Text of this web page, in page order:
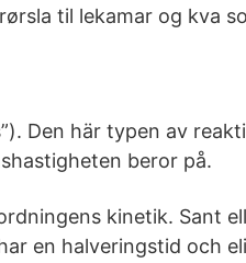
til lekamar og kva
Den här typen av
beror på.
kinetik. Sant
en halveringstid och